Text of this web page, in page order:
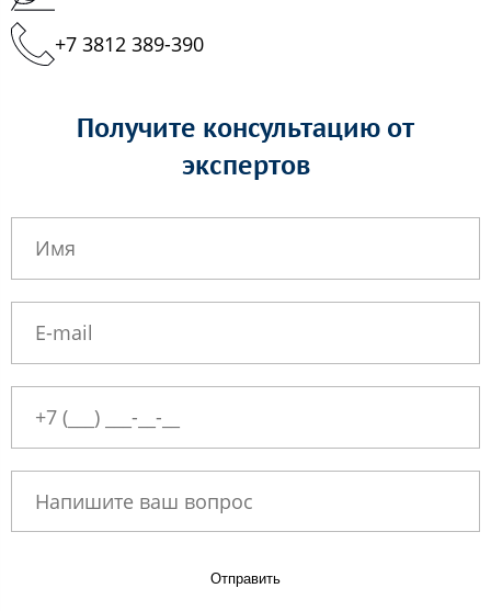
+7 3812 389-390
Получите консультацию от
экспертов
Отправить